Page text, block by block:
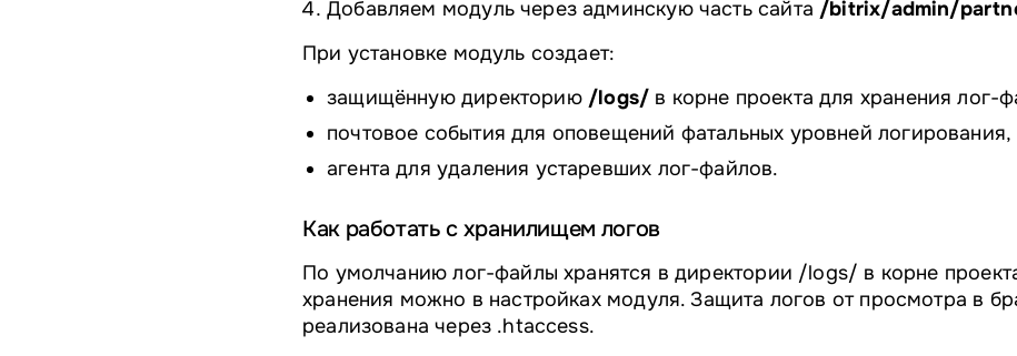
Добавляем модуль через админскую часть сайта /bitrix/admin/
При установке модуль создает:
защищённую директорию /logs/ в корне проекта для хранения лог-
почтовое события для оповещений фатальных уровней логирования,
агента для удаления устаревших лог-файлов.
Как работать с хранилищем логов
По умолчанию лог-файлы хранятся в директории /logs/ в корне
хранения можно в настройках модуля. Защита логов от просмотра в
реализована через .htaccess.